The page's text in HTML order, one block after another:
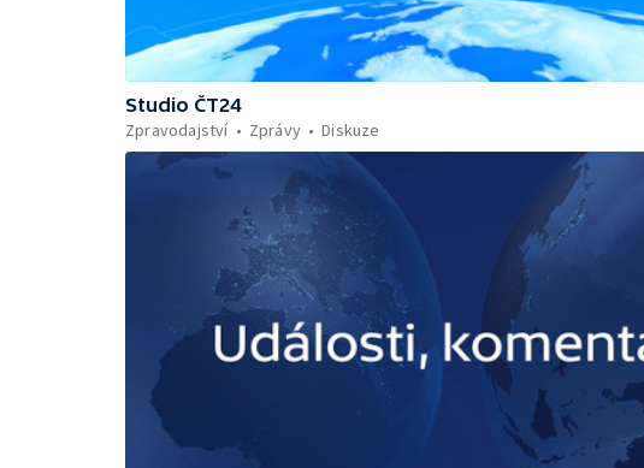
Studio ČT24
Zpravodajství
Zprávy Diskuze